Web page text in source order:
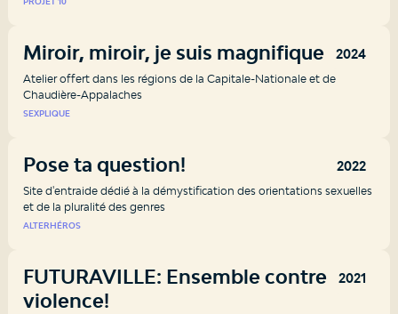
2024
Miroir, miroir, je suis magnifique
Atelier offert dans les régions de la Capitale-Nationale et de
Chaudière-Appalaches
SEXPLIQUE
2022
Pose ta question!
Site d'entraide dédié à la démystification des orientations sexuelles
et de la pluralité des genres
ALTERHÉROS
2021
FUTURAVILLE: Ensemble contre la
violence!